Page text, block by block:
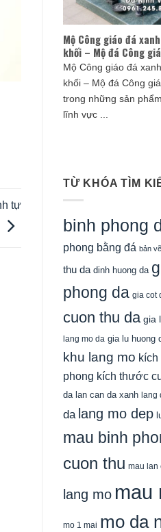
tự
Mộ Công giáo đá
khối – Mộ đá Công
Mộ Công giáo đá
khối – Mộ đá Công
trong những sản
lĩnh vực ...
TỪ KHÓA TÌM
binh phong
phong bằng đá bản vẽ
thu da dinh huong da
phong da gia cot
cuon thu da gia
lang mo da gia lu huong
khu lang mo
phong kích thước
da lan can da xanh lang
da lang mo dep
mau binh
cuon thu mau lan
lang mo mau
mo 1 mai mo da